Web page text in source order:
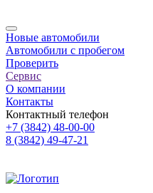
Новые автомобили
Автомобили с пробегом
Проверить
Сервис
О компании
Контакты
Контактный телефон
+7 (3842) 48-00-00
8 (3842) 49-47-21